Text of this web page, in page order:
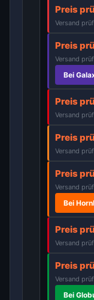
Preis
Versand
Preis
Versand
Bei
Preis
Versand
Preis
Versand
Preis
Versand
Bei
Preis
Versand
Preis
Versand
Bei